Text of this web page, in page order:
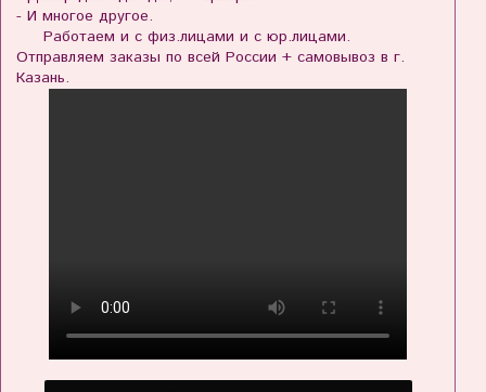
- И многое другое.
Работаем и с физ.лицами и с юр.лицами.
Отправляем заказы по всей России + самовывоз в г.
Казань.